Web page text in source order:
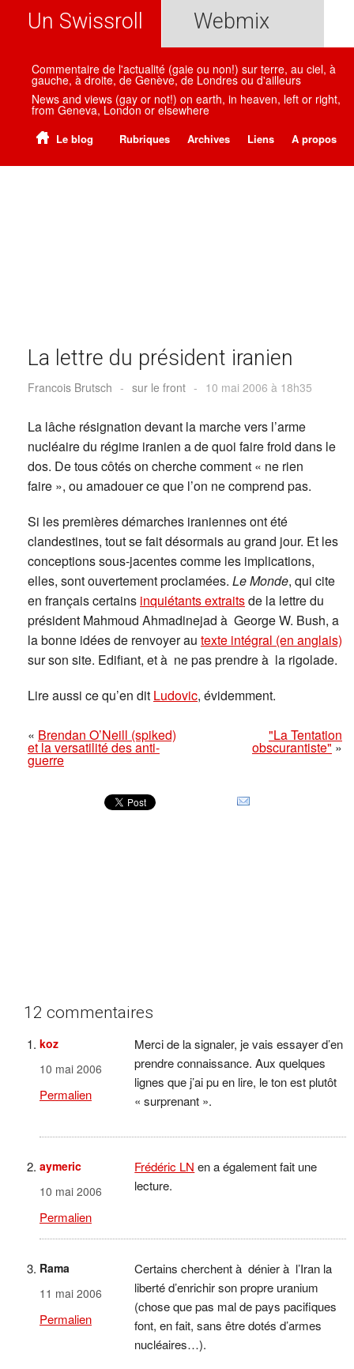
Un Swissroll Webmix
Commentaire de l'actualité (gaie ou non!) sur terre, au ciel, à
gauche, à droite, de Genève, de Londres ou d'ailleurs
News and views (gay or not!) on earth, in heaven, left or right,
from Geneva, London or elsewhere
Le blog Rubriques Archives Liens A propos
La lettre du président iranien
Francois Brutsch - sur le front - 10 mai 2006 à 18h35
La lâche résignation devant la marche vers l’arme
nucléaire du régime iranien a de quoi faire froid dans le
dos. De tous côtés on cherche comment « ne rien
faire », ou amadouer ce que l’on ne comprend pas.
Si les premières démarches iraniennes ont été
clandestines, tout se fait désormais au grand jour. Et les
conceptions sous-jacentes comme les implications,
elles, sont ouvertement proclamées. Le Monde, qui cite
en français certains inquiétants extraitsde la lettre du
président Mahmoud Ahmadinejad à George W. Bush, a
la bonne idées de renvoyer au texte intégral (en anglais)
sur son site. Edifiant, et à ne pas prendre à la rigolade.
Lire aussi ce qu’en dit Ludovic, évidemment.
« Brendan O’Neill (spiked)
et la versatilité des anti-
guerre
"La Tentation
obscurantiste"»
12 commentaires
koz
10 mai 2006
Permalien
Merci de la signaler, je vais essayer d’en
prendre connaissance. Aux quelques
lignes que j’ai pu en lire, le ton est plutôt
« surprenant ».
aymeric
10 mai 2006
Permalien
Frédéric LN en a également fait une
lecture.
Rama
11 mai 2006
Permalien
Certains cherchent à dénier à l’Iran la
liberté d’enrichir son propre uranium
(chose que pas mal de pays pacifiques
font, en fait, sans être dotés d’armes
nucléaires…).